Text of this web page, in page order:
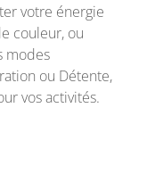
votre énergie
couleur, ou
modes
ou Détente,
vos activités.